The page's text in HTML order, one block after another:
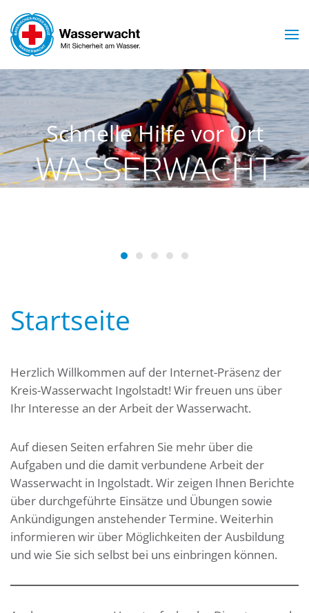
Skip to main content
Schnelle Hilfe vor Ort
WASSERWACHT
Wasserwacht Ingolstadt
Wasserwacht Ingolstadt
Wasserwacht Ingolstadt
Wasserwacht Ingolstadt
Startseite
Herzlich Willkommen auf der Internet-Präsenz der
Kreis-Wasserwacht Ingolstadt! Wir freuen uns über
Ihr Interesse an der Arbeit der Wasserwacht.
Auf diesen Seiten erfahren Sie mehr über die
Aufgaben und die damit verbundene Arbeit der
Wasserwacht in Ingolstadt. Wir zeigen Ihnen Berichte
über durchgeführte Einsätze und Übungen sowie
Ankündigungen anstehender Termine. Weiterhin
informieren wir über Möglichkeiten der Ausbildung
und wie Sie sich selbst bei uns einbringen können.